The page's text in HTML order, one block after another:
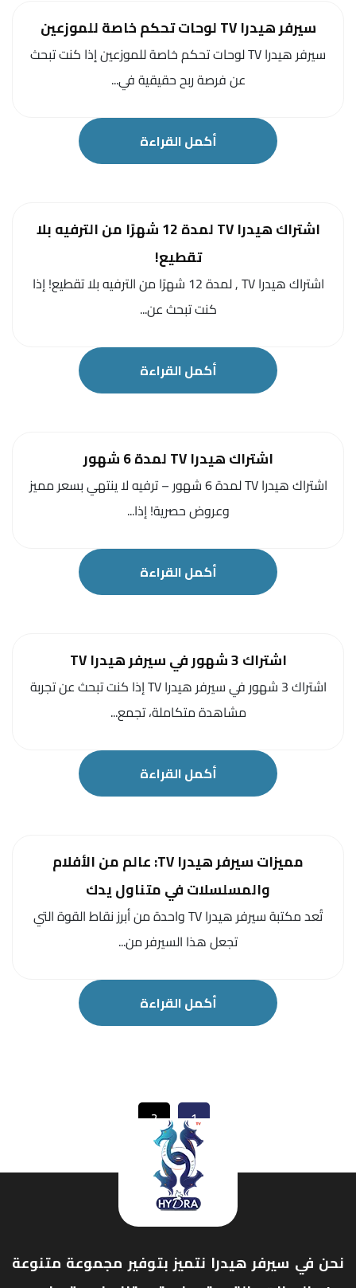
سيرفر هيدرا TV لوحات تحكم خاصة للموزعين
سيرفر هيدرا TV لوحات تحكم خاصة للموزعين إذا كنت تبحث
عن فرصة ربح حقيقية في...
أكمل القراءة
اشتراك هيدرا TV لمدة 12 شهرًا من الترفيه بلا
تقطيع!
اشتراك هيدرا TV , لمدة 12 شهرًا من الترفيه بلا تقطيع! إذا
كنت تبحث عن...
أكمل القراءة
اشتراك هيدرا TV لمدة 6 شهور
اشتراك هيدرا TV لمدة 6 شهور – ترفيه لا ينتهي بسعر مميز
وعروض حصرية! إذا...
أكمل القراءة
اشتراك 3 شهور في سيرفر هيدرا TV
اشتراك 3 شهور في سيرفر هيدرا TV إذا كنت تبحث عن تجربة
مشاهدة متكاملة، تجمع...
أكمل القراءة
مميزات سيرفر هيدرا TV: عالم من الأفلام
والمسلسلات في متناول يدك
تُعد مكتبة سيرفر هيدرا TV واحدة من أبرز نقاط القوة التي
تجعل هذا السيرفر من...
أكمل القراءة
1
2
نحن في سيرفر هيدرا نتميز بتوفير مجموعة متنوعة